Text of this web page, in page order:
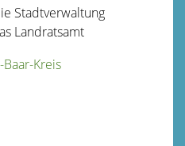
Stadtverwaltung
Landratsamt
Kreis